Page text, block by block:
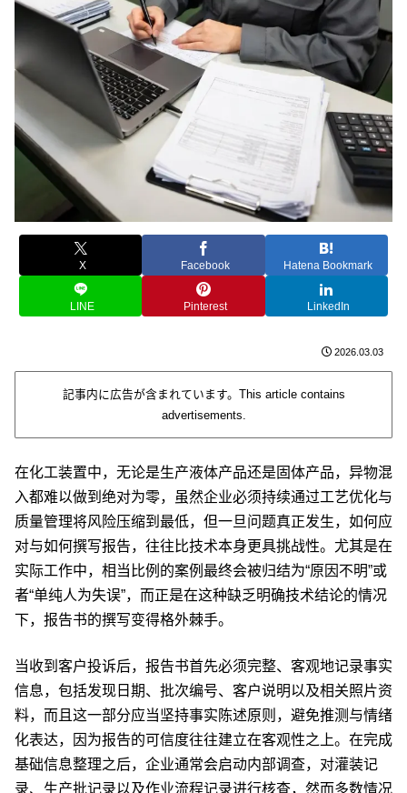
X Facebook Hatena Bookmark
LINE Pinterest LinkedIn
2026.03.03
記事内に広告が含まれています。This article contains
advertisements.
在化工装置中，无论是生产液体产品还是固体产品，异物混
入都难以做到绝对为零，虽然企业必须持续通过工艺优化与
质量管理将风险压缩到最低，但一旦问题真正发生，如何应
对与如何撰写报告，往往比技术本身更具挑战性。尤其是在
实际工作中，相当比例的案例最终会被归结为“原因不明”或
者“单纯人为失误”，而正是在这种缺乏明确技术结论的情况
下，报告书的撰写变得格外棘手。
当收到客户投诉后，报告书首先必须完整、客观地记录事实
信息，包括发现日期、批次编号、客户说明以及相关照片资
料，而且这一部分应当坚持事实陈述原则，避免推测与情绪
化表达，因为报告的可信度往往建立在客观性之上。在完成
基础信息整理之后，企业通常会启动内部调查，对灌装记
录、生产批记录以及作业流程记录进行核查，然而多数情况